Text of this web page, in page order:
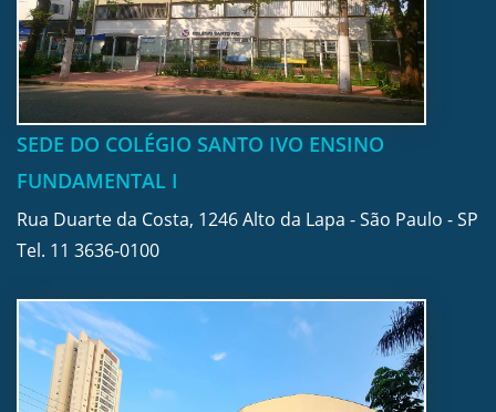
SEDE DO COLÉGIO SANTO IVO ENSINO
FUNDAMENTAL I
Rua Duarte da Costa, 1246 Alto da Lapa - São Paulo - SP
Tel. 11 3636-0100